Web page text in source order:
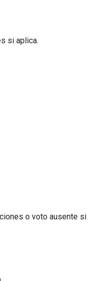
si aplica.
o voto ausente si